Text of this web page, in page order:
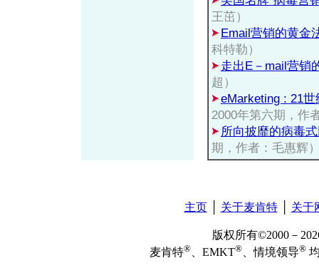
王茁）
Email营销的黄金
科特勒）
走出E－mail营销
超）
eMarketing : 21
2000年第六期，作
所向披靡的病毒
期，作者：毛惠辉
主页│ 关于麦肯特│ 关于
版权所有©2000－
麦肯特® 、EMKT® 、情境领导®